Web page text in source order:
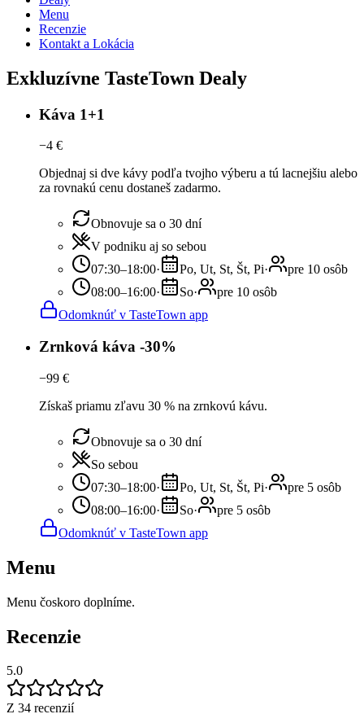
Menu
Recenzie
Kontakt a Lokácia
Exkluzívne TasteTown Dealy
Káva 1+1
−4 €
Objednaj si dve kávy podľa tvojho výberu a tú lacnejšiu alebo
za rovnakú cenu dostaneš zadarmo.
Obnovuje sa o 30 dní
V podniku aj so sebou
07:30–18:00· Po, Ut, St, Št, Pi·
pre 10 osôb
08:00–16:00· So·
pre 10 osôb
Odomknúť v TasteTown app
Zrnková káva -30%
−99 €
Získaš priamu zľavu 30 % na zrnkovú kávu.
Obnovuje sa o 30 dní
So sebou
07:30–18:00· Po, Ut, St, Št, Pi·
pre 5 osôb
08:00–16:00· So·
pre 5 osôb
Odomknúť v TasteTown app
Menu
Menu čoskoro doplníme.
Recenzie
5.0
Z 34 recenzií